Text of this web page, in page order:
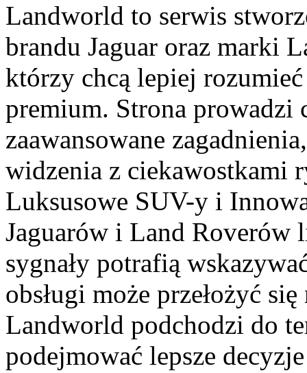
Landworld to serwis
brandu Jaguar oraz marki
którzy chcą lepiej
premium. Strona
zaawansowane
widzenia z ciekawostkami
Luksusowe SUV-y i
Jaguarów i Land Roverów
sygnały potrafią
obsługi może przełożyć
Landworld podchodzi do
podejmować lepsze